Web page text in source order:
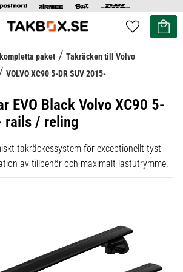
Favoriter
Kundvagn
paket
Takräcken till Volvo
VOLVO XC90 5-DR SUV 2015-
EVO Black Volvo XC90 5-
rails / reling
takräckessystem för exceptionellt tyst
av tillbehör och maximalt lastutrymme.